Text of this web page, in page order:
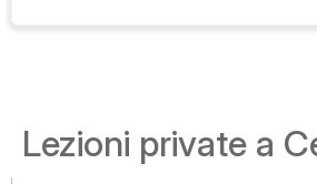
Lezioni private a